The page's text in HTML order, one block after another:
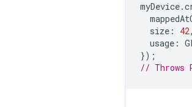
myDevice.
size : 42,
usage :
});
// Throws